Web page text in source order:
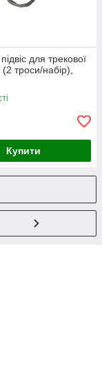
для трекової
троси/набір),
Купити